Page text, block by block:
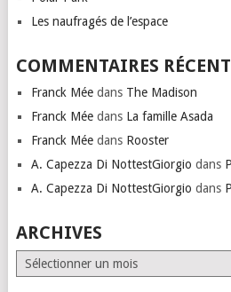
Les naufragés de l’espace
COMMENTAIRES
Franck Méedans The Madison
Franck Méedans La famille Asada
Franck Méedans Rooster
A. Capezza Di NottestGiorgio dans
A. Capezza Di NottestGiorgio dans
ARCHIVES
Archives